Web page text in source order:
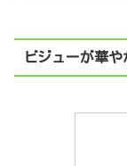
ビジューが華や